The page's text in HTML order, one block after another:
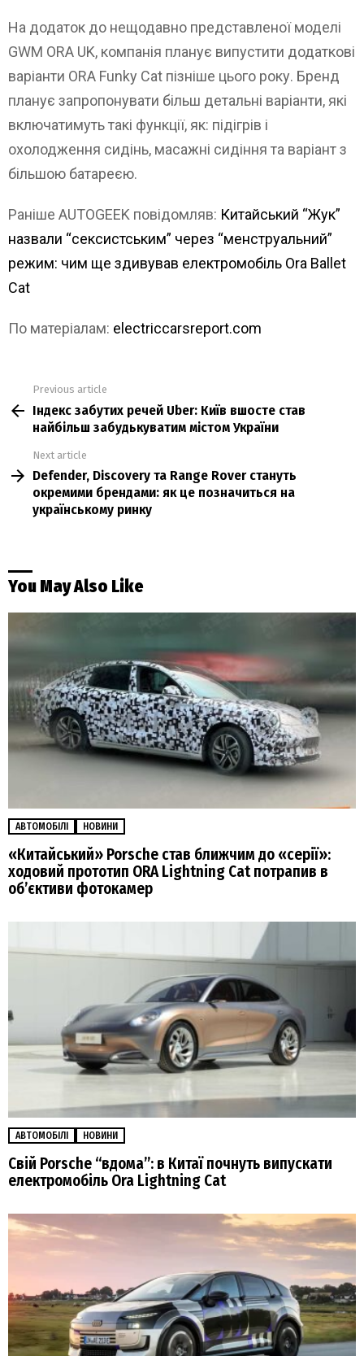
На додаток до нещодавно представленої моделі
GWM ORA UK, компанія планує випустити додаткові
варіанти ORA Funky Cat пізніше цього року. Бренд
планує запропонувати більш детальні варіанти, які
включатимуть такі функції, як: підігрів і
охолодження сидінь, масажні сидіння та варіант з
більшою батареєю.
Раніше AUTOGEEK повідомляв: Китайський “Жук”
назвали “сексистським” через “менструальний”
режим: чим ще здивував електромобіль Ora Ballet
Cat
По матеріалам: electriccarsreport.com
more
Previous article
Індекс забутих речей Uber: Київ вшосте став
найбільш забудькуватим містом України
Next article
Defender, Discovery та Range Rover стануть
окремими брендами: як це позначиться на
українському ринку
You May Also Like
АВТОМОБІЛІ НОВИНИ
«Китайський» Porsche став ближчим до «серії»:
ходовий прототип ORA Lightning Cat потрапив в
об’єктиви фотокамер
АВТОМОБІЛІ НОВИНИ
Свій Porsche “вдома”: в Китаї почнуть випускати
електромобіль Ora Lightning Cat